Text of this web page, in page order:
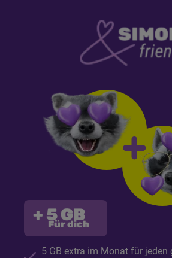
+ 5GB
Für dich
5 GB extra im Monat für jeden